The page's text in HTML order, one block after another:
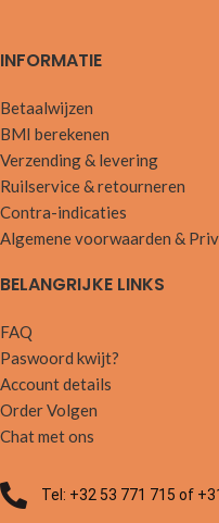
INFORMATIE
Betaalwijzen
BMI berekenen
Verzending & levering
Ruilservice & retourneren
Contra-indicaties
Algemene voorwaarden &
BELANGRIJKE LINKS
FAQ
Paswoord kwijt?
Account details
Order Volgen
Chat met ons
Tel: +32 53 771 715 of